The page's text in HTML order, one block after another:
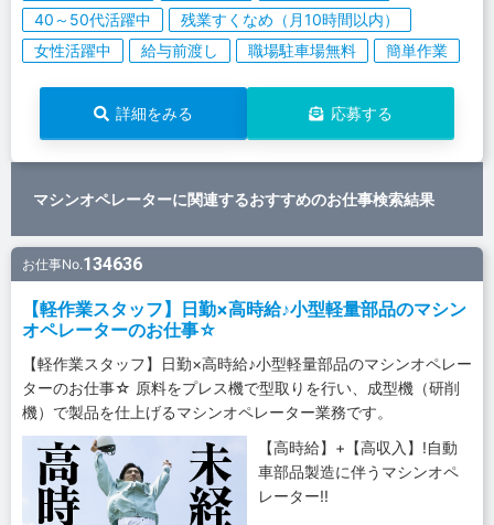
40～50代活躍中
残業すくなめ（月10時間以内）
女性活躍中
給与前渡し 職場駐車場無料 簡単作業
詳細をみる 応募する
マシンオペレーターに関連するおすすめのお仕事検索結果
お仕事No.134636
【軽作業スタッフ】日勤×高時給♪小型軽量部品のマシン
オペレーターのお仕事☆
【軽作業スタッフ】日勤×高時給♪小型軽量部品のマシンオペレー
ターのお仕事☆ 原料をプレス機で型取りを行い、成型機（研削
機）で製品を仕上げるマシンオペレーター業務です。
【高時給】+【高収入】!自動
車部品製造に伴うマシンオペ
レーター!!